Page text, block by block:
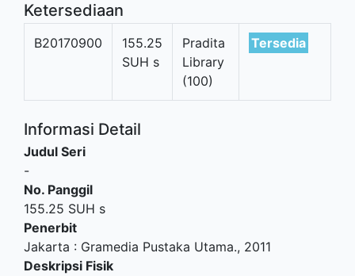
Ketersediaan
B20170900
155.25
SUH s
Pradita
Library
(100)
Tersedia
Informasi Detail
Judul Seri
-
No. Panggil
155.25 SUH s
Penerbit
Jakarta : Gramedia Pustaka Utama., 2011
Deskripsi Fisik